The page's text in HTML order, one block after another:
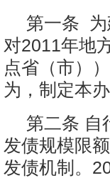
第一条 为
对2011年地
点省（市）
为，制定本办
第二条 自
发债规模限
发债机制。